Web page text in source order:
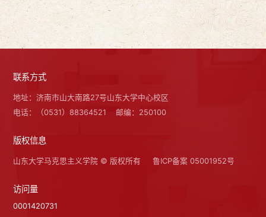
联系方式
地址：济南市山大南路27号山东大学中心校区
电话：（0531）88364521
邮编：250100
版权信息
山东大学马克思主义学院 © 版权所有 鲁ICP备案 05001952号
访问量
0001420731